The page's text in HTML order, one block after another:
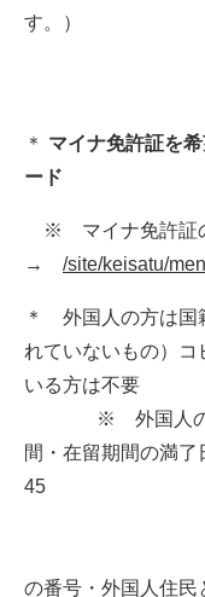
す
＊ マイナ免許証を
ード
※ マイナ免許証
→ /site/keisatu/
＊ 外国人の方は国
れていないもの）
いる方は不要
※ 外国人の方は
間・在留期間の満
に規定す
の番号・外国人住民